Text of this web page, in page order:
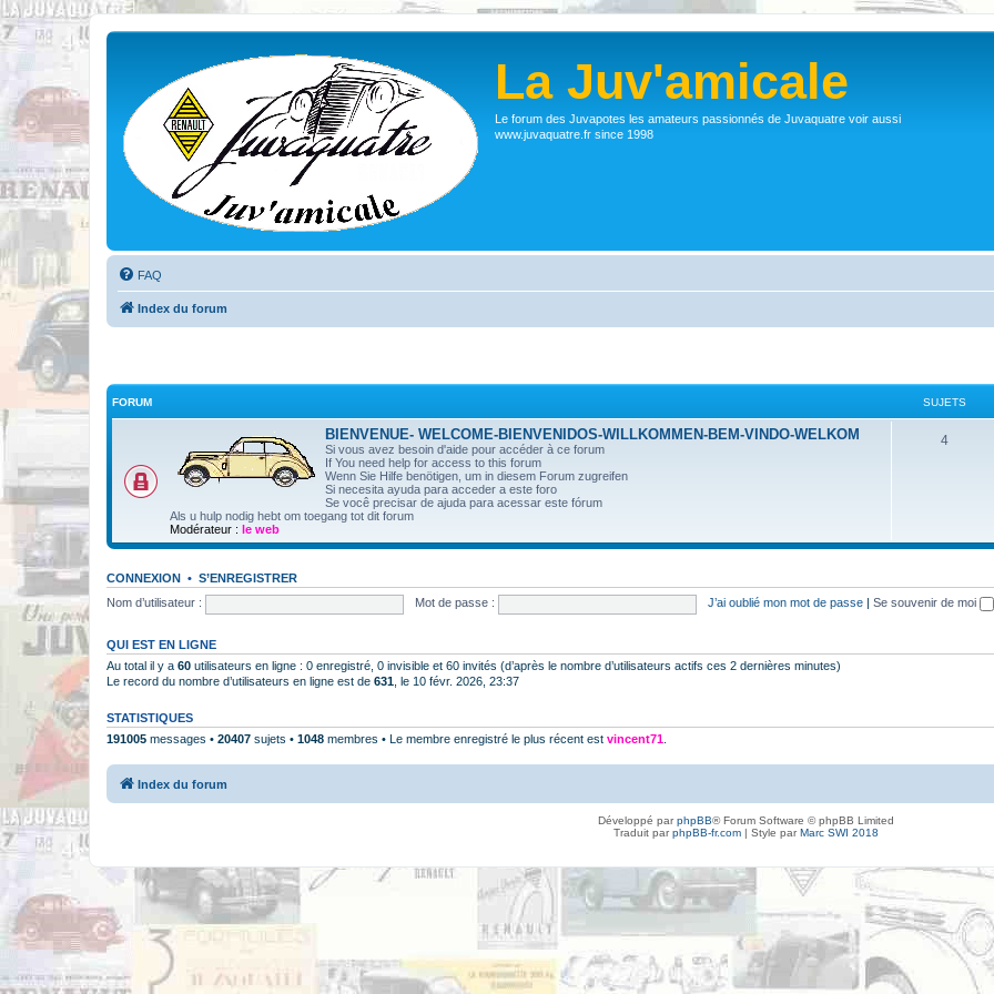
La Juv'amicale
Le forum des Juvapotes les amateurs passionnés de Juvaquatre voir aussi
www.juvaquatre.fr since 1998
FAQ
Index du forum
FORUM SUJETS
BIENVENUE- WELCOME-BIENVENIDOS-WILLKOMMEN-BEM-VINDO-WELKOM
Si vous avez besoin d'aide pour accéder à ce forum
If You need help for access to this forum
Wenn Sie Hilfe benötigen, um in diesem Forum zugreifen
Si necesita ayuda para acceder a este foro
Se você precisar de ajuda para acessar este fórum
Als u hulp nodig hebt om toegang tot dit forum
Modérateur : le web
4
CONNEXION • S’ENREGISTRER
Nom d’utilisateur :
Mot de passe : J’ai oublié mon mot de passe Se souvenir de moi
QUI EST EN LIGNE
Au total il y a 60 utilisateurs en ligne : 0 enregistré, 0 invisible et 60 invités (d’après le nombre d’utilisateurs actifs ces 2 dernières minutes)
Le record du nombre d’utilisateurs en ligne est de 631 , le 10 févr. 2026, 23:37
STATISTIQUES
191005 messages • 20407 sujets • 1048 membres • Le membre enregistré le plus récent est vincent71
Index du forum
Développé parphpBB® Forum Software © phpBB Limited
Traduit parphpBB-fr.com| Style parMarc SWI 2018